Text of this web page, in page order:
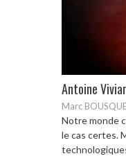
Antoine
Marc
Notre monde
le cas certes.